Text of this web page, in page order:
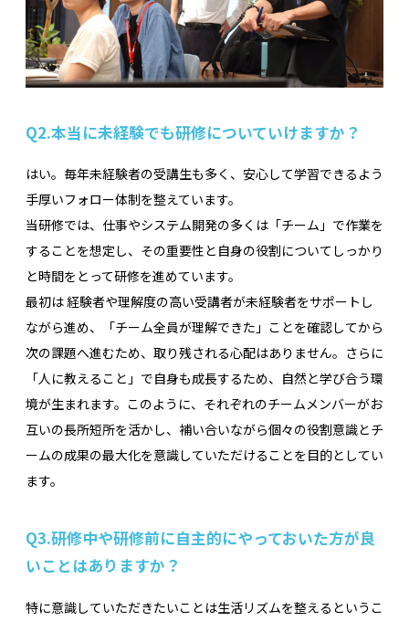
Q2.本当に未経験でも研修についていけますか？
はい。毎年未経験者の受講生も多く、安心して学習できるよう
手厚いフォロー体制を整えています。
当研修では、仕事やシステム開発の多くは「チーム」で作業を
することを想定し、その重要性と自身の役割についてしっかり
と時間をとって研修を進めています。
最初は 経験者や理解度の高い受講者が未経験者をサポートし
ながら進め、「チーム全員が理解できた」ことを確認してから
次の課題へ進むため、取り残される心配はありません。さらに
「人に教えること」で自身も成長するため、自然と学び合う環
境が生まれます。このように、それぞれのチームメンバーがお
互いの長所短所を活かし、補い合いながら個々の役割意識とチ
ームの成果の最大化を意識していただけることを目的としてい
ます。
Q3.研修中や研修前に自主的にやっておいた方が良
いことはありますか？
特に意識していただきたいことは生活リズムを整えるというこ